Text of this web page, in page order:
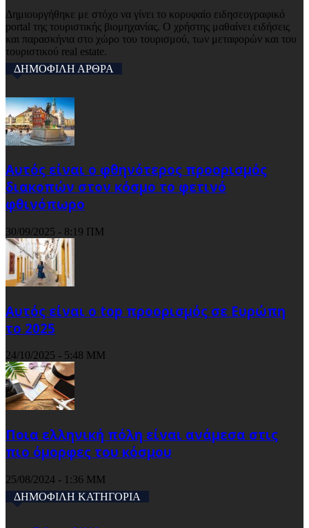
Δημιουργήθηκε με στόχο να γίνει το κορυφαίο ειδησεογραφικό
portal της τουριστικής βιομηχανίας. Ο χρήστης μαθαίνει ειδήσεις
και παρασκήνια στο χώρο του τουρισμού, των μεταφορών και του
τουριστικού real estate.
ΔΗΜΟΦΙΛΗ ΑΡΘΡΑ
Αυτός είναι ο φθηνότερος προορισμός
διακοπών στον κόσμο το φετινό
φθινόπωρο
30/09/2025 - 8:19 ΠΜ
Αυτός είναι ο top προορισμός σε Ευρώπη
το 2025
24/10/2025 - 5:48 ΜΜ
Ποια ελληνική πόλη είναι ανάμεσα στις
πιο όμορφες του κόσμου
25/08/2024 - 1:36 ΜΜ
ΔΗΜΟΦΙΛΗ ΚΑΤΗΓΟΡΙΑ